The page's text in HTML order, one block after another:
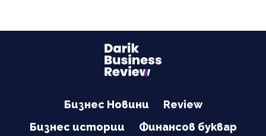
Бизнес Новини
Review
Бизнес истории
Финансов буквар